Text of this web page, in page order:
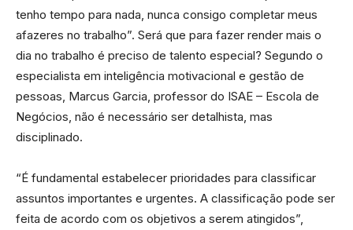
tenho tempo para nada, nunca consigo completar meus
afazeres no trabalho”. Será que para fazer render mais o
dia no trabalho é preciso de talento especial? Segundo o
especialista em inteligência motivacional e gestão de
pessoas, Marcus Garcia, professor do ISAE – Escola de
Negócios, não é necessário ser detalhista, mas
disciplinado.
“É fundamental estabelecer prioridades para classificar
assuntos importantes e urgentes. A classificação pode ser
feita de acordo com os objetivos a serem atingidos”,